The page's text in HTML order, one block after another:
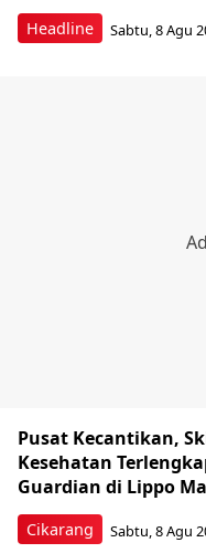
Headline Sabtu, 8 Agu
Cikarang
Pusat Kecantikan,
Kesehatan
Guardian di Lippo
Sabtu, 8 Agu